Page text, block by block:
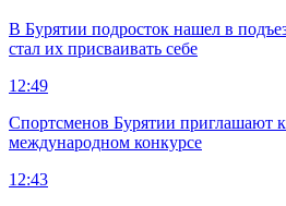
В Бурятии подросток нашел в
стал их присваивать себе
12:49
Спортсменов Бурятии приглашают
международном конкурсе
12:43